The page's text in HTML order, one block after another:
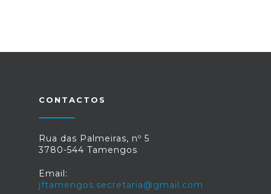
CONTACTOS
Rua das Palmeiras, nº 5
3780-544 Tamengos
Email:
jftamengos.secretaria@gmail.com